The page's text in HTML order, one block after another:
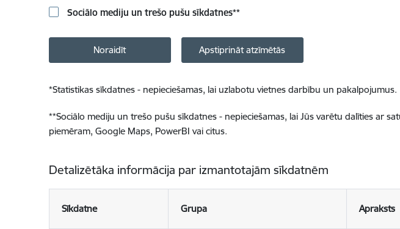
Sociālo mediju un trešo pušu sīkdatnes**
Noraidīt Apstiprināt atzīmētās
*Statistikas sīkdatnes - nepieciešamas, lai uzlabotu vietnes darbību un pakalpojumus.
**Sociālo mediju un trešo pušu sīkdatnes - nepieciešamas, lai Jūs varētu dalīties ar
piemēram, Google Maps, PowerBI vai citus.
Detalizētāka informācija par izmantotajām sīkdatnēm
Sīkdatne Grupa Apraksts